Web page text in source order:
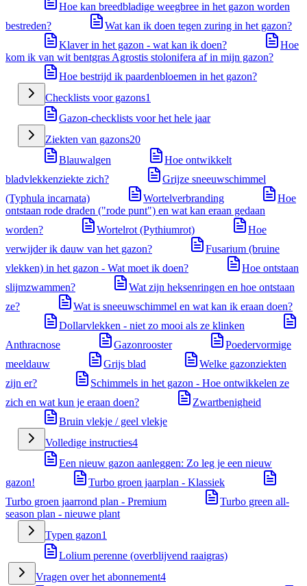
Hoe kan breedbladige weegbree in het gazon worden
bestreden?
Wat kan ik doen tegen zuring in het gazon?
Klaver in het gazon - wat kan ik doen?
Hoe
kom ik van wit bentgras Agrostis stolonifera af in mijn gazon?
Hoe bestrijd ik paardenbloemen in het gazon?
Checklists voor gazons1
Gazon-checklists voor het hele jaar
Ziekten van gazons20
Blauwalgen
Hoe ontwikkelt
bladvlekkenziekte zich?
Grijze sneeuwschimmel
(Typhula incarnata)
Wortelverbranding
Hoe
ontstaan rode draden ("rode punt") en wat kan eraan gedaan
worden?
Wortelrot (Pythiumrot)
Hoe
verwijder ik dauw van het gazon?
Fusarium (bruine
vlekken) in het gazon - Wat moet ik doen?
Hoe ontstaan
slijmzwammen?
Wat zijn heksenringen en hoe ontstaan
ze?
Wat is sneeuwschimmel en wat kan ik eraan doen?
Dollarvlekken - niet zo mooi als ze klinken
Anthracnose
Gazonrooster
Poedervormige
meeldauw
Grijs blad
Welke gazonziekten
zijn er?
Schimmels in het gazon - Hoe ontwikkelen ze
zich en wat kun je eraan doen?
Zwartbenigheid
Bruin vlekje / geel vlekje
Volledige instructies4
Een nieuw gazon aanleggen: Zo leg je een nieuw
gazon!
Turbo groen jaarplan - Klassiek
Turbo groen jaarrond plan - Premium
Turbo green all-
season plan - nieuwe plant
Typen gazon1
Lolium perenne (overblijvend raaigras)
Vragen over het abonnement4